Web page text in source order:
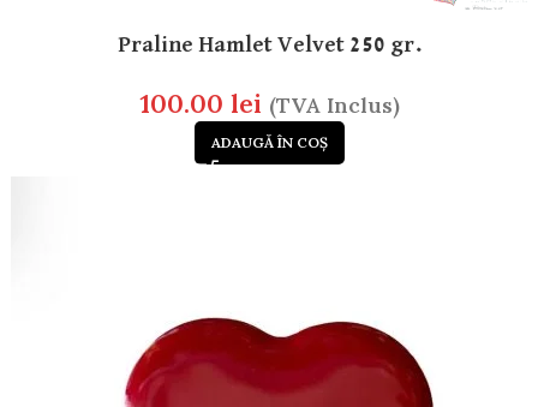
Praline Hamlet Velvet 250 gr.
100.00 lei (TVA Inclus)
ADAUGĂ ÎN COȘ